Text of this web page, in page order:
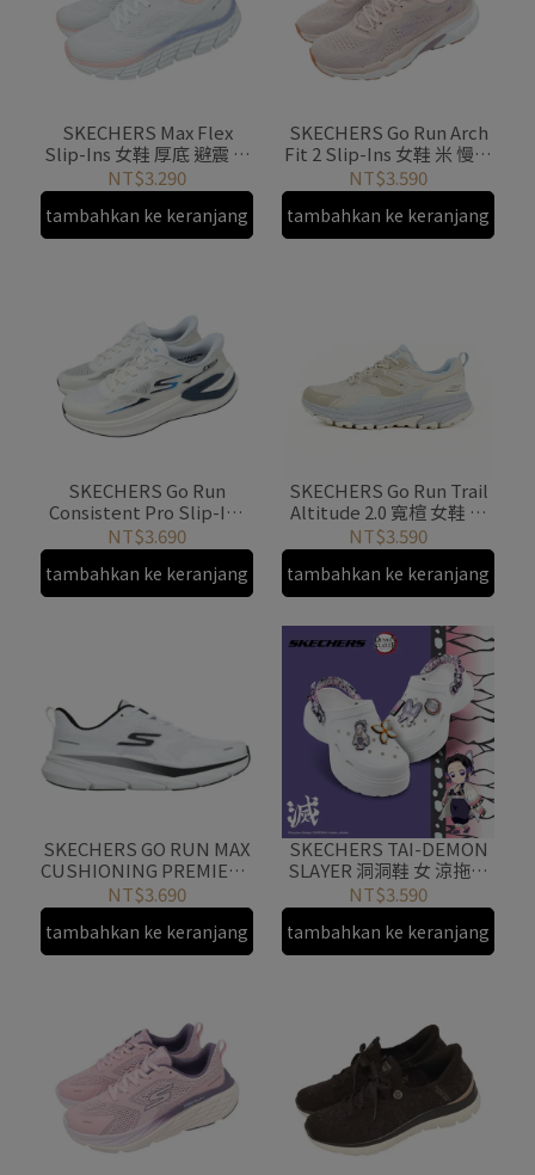
SKECHERS Max Flex
Slip-Ins 女鞋 厚底 避震 慢
跑鞋 運動鞋 129760WMLT
NT$3.290
tambahkan ke keranjang
SKECHERS Go Run Arch
Fit 2 Slip-Ins 女鞋 米 慢跑
鞋 避震 129220NAT
NT$3.590
tambahkan ke keranjang
SKECHERS Go Run
Consistent Pro Slip-Ins
男鞋 慢跑鞋 白
221143WHT
NT$3.690
tambahkan ke keranjang
SKECHERS Go Run Trail
Altitude 2.0 寬楦 女鞋 防
潑水 緩衝 129533WNTBL
NT$3.590
tambahkan ke keranjang
SKECHERS GO RUN MAX
CUSHIONING PREMIER 3
運動鞋 男 跑步
221220WBK
NT$3.690
tambahkan ke keranjang
SKECHERS TAI-DEMON
SLAYER 洞洞鞋 女 涼拖鞋
鬼滅之刃聯名款-胡蝶忍款
800037WPK
NT$3.590
tambahkan ke keranjang